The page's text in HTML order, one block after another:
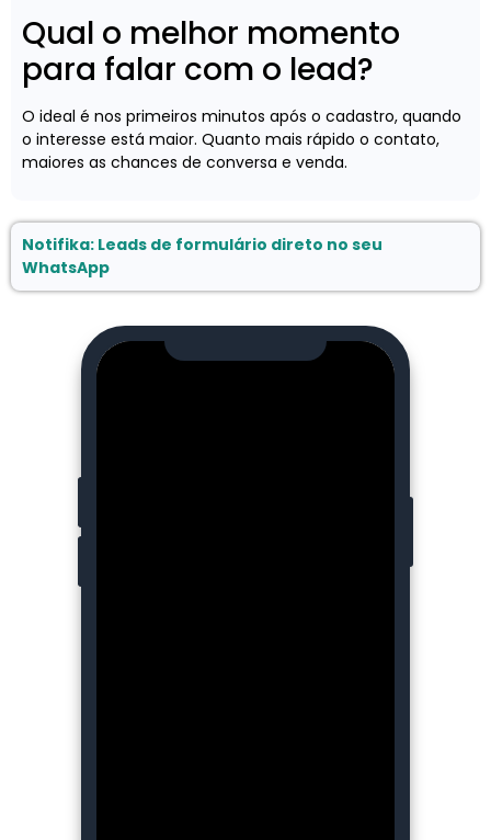
Qual o melhor momento
para falar com o lead?
O ideal é nos primeiros minutos após o cadastro, quando
o interesse está maior. Quanto mais rápido o contato,
maiores as chances de conversa e venda.
Notifika: Leads de formulário direto no seu
WhatsApp